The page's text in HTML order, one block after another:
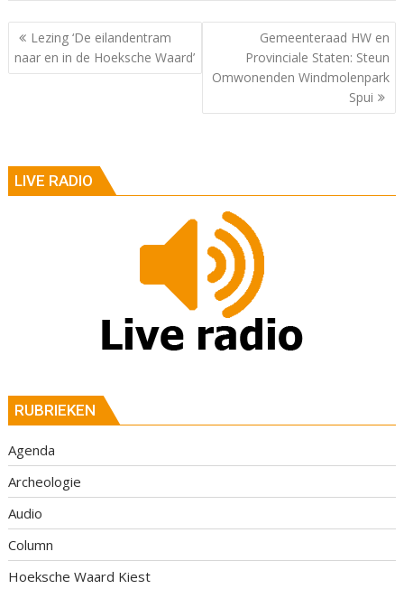
Berichtnavigatie
Lezing ‘De eilandentram
naar en in de Hoeksche Waard’
Gemeenteraad HW en
Provinciale Staten: Steun
Omwonenden Windmolenpark
Spui
LIVE RADIO
RUBRIEKEN
Agenda
Archeologie
Audio
Column
Hoeksche Waard Kiest